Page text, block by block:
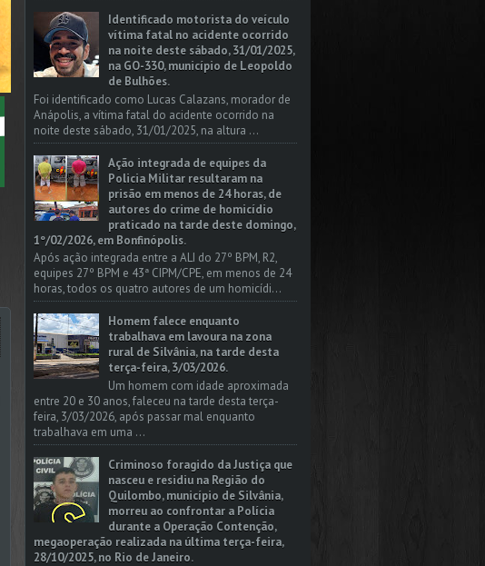
Identificado motorista do veículo
vítima fatal no acidente ocorrido
na noite deste sábado, 31/01/2025,
na GO-330, município de Leopoldo
de Bulhões.
Foi identificado como Lucas Calazans, morador de
Anápolis, a vítima fatal do acidente ocorrido na
noite deste sábado, 31/01/2025, na altura ...
Ação integrada de equipes da
Policia Militar resultaram na
prisão em menos de 24 horas, de
autores do crime de homicídio
praticado na tarde deste domingo,
1º/02/2026, em Bonfinópolis.
Após ação integrada entre a ALI do 27º BPM, R2,
equipes 27º BPM e 43ª CIPM/CPE, em menos de 24
horas, todos os quatro autores de um homicídi...
Homem falece enquanto
trabalhava em lavoura na zona
rural de Silvânia, na tarde desta
terça-feira, 3/03/2026.
Um homem com idade aproximada
entre 20 e 30 anos, faleceu na tarde desta terça-
feira, 3/03/2026, após passar mal enquanto
trabalhava em uma ...
Criminoso foragido da Justiça que
nasceu e residiu na Região do
Quilombo, município de Silvânia,
morreu ao confrontar a Polícia
durante a Operação Contenção,
megaoperação realizada na última terça-feira,
28/10/2025, no Rio de Janeiro.